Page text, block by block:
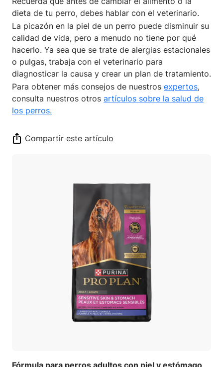
dieta de tu perro, debes hablar con el veterinario.
La picazón en la piel de un perro puede disminuir su
calidad de vida, pero a menudo no tiene por qué
hacerlo. Ya sea que se trate de alergias estacionales
o pulgas, trabaja con el veterinario para
diagnosticar la causa y crear un plan de tratamiento.
Para obtener más consejos de nuestros expertos,
consulta nuestros otros artículos sobre la salud de
los perros.
Compartir este artículo
Fórmula para perros adultos con piel y estómago